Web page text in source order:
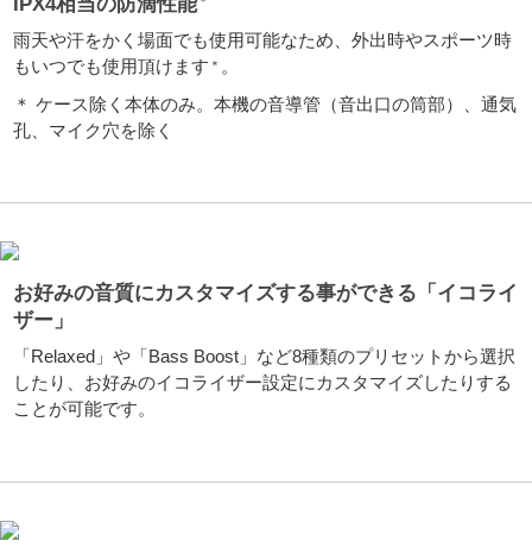
雨天や汗をかく場面でも使用可能なため、外出時やスポーツ時
もいつでも使用頂けます ＊ 。
＊ ケース除く本体のみ。本機の音導管（音出口の筒部）、通気
孔、マイク穴を除く
お好みの音質にカスタマイズする事ができる「イコライ
ザー」
「Relaxed」や「Bass Boost」など8種類のプリセットから選択
したり、お好みのイコライザー設定にカスタマイズしたりする
ことが可能です。